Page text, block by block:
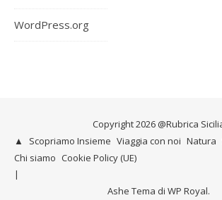
WordPress.org
Copyright 2026 @Rubrica
▲
Scopriamo Insieme Viaggia con noi Natura
Chi siamo Cookie Policy (UE)
Ashe Tema di WP Royal.